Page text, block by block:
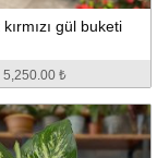
gül buketi
5,250.00 ₺